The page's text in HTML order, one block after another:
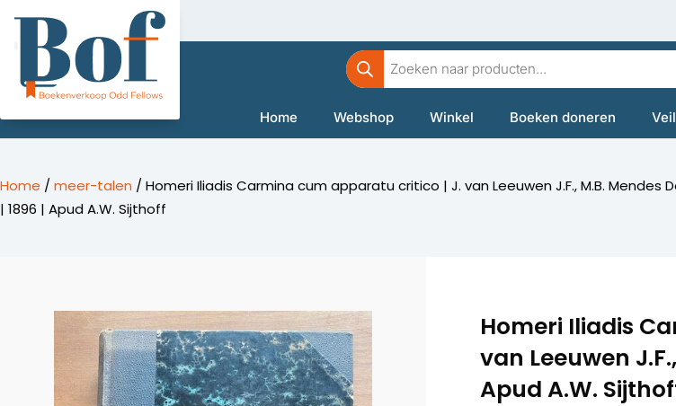
inhoud
Producten
zoeken
Home Webshop Winkel Boeken doneren
Home / meer-talen / Homeri Iliadis Carmina cum apparatu critico | J. van Leeuwen J.F., M.B. Mendes
| 1896 | Apud A.W. Sijthoff
Homeri Iliadis
van Leeuwen
Apud A.W.